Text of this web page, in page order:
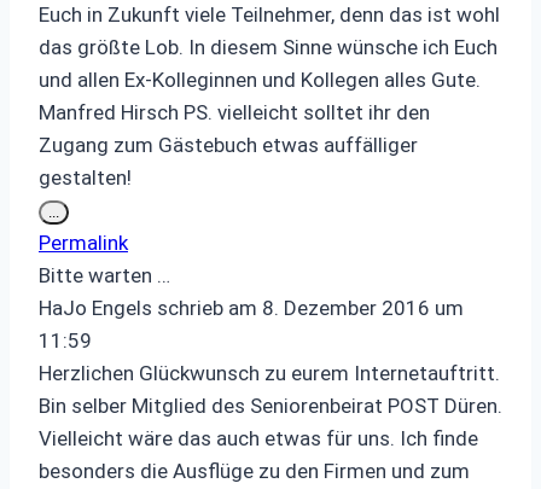
Euch in Zukunft viele Teilnehmer, denn das ist wohl
das größte Lob. In diesem Sinne wünsche ich Euch
und allen Ex-Kolleginnen und Kollegen alles Gute.
Manfred Hirsch PS. vielleicht solltet ihr den
Zugang zum Gästebuch etwas auffälliger
gestalten!
... Diese
Metabox
ein-/ausblenden.
Permalink
Bitte warten …
HaJo Engels schrieb am 8. Dezember 2016 um
11:59
Herzlichen Glückwunsch zu eurem Internetauftritt.
Bin selber Mitglied des Seniorenbeirat POST Düren.
Vielleicht wäre das auch etwas für uns. Ich finde
besonders die Ausflüge zu den Firmen und zum